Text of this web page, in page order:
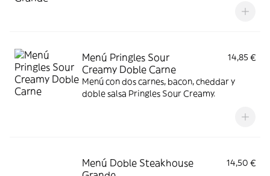
Menú Pringles Sour
Creamy Doble Carne
14,85 €
Menú con dos carnes, bacon, cheddar y
doble salsa Pringles Sour Creamy.
Menú Doble Steakhouse
14,50 €